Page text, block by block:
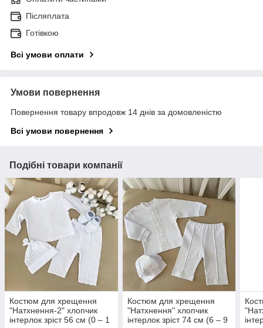
Післяплата
Готівкою
Всі умови оплати
Умови повернення
Повернення товару впродовж 14 днів за домовленістю
Всі умови повернення
Подібні товари компанії
Костюм для хрещення
"Натхнення-2" хлопчик
інтерлок зріст 56 см (0 – 1
Костюм для хрещення
"Натхнення" хлопчик
інтерлок зріст 74 см (6 – 9